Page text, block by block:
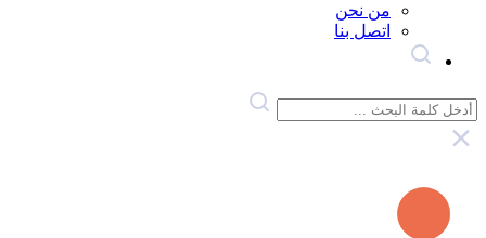
من نحن
اتصل بنا